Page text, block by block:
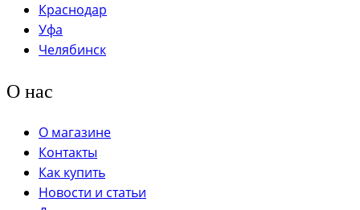
Краснодар
Уфа
Челябинск
О нас
О магазине
Контакты
Как купить
Новости и статьи